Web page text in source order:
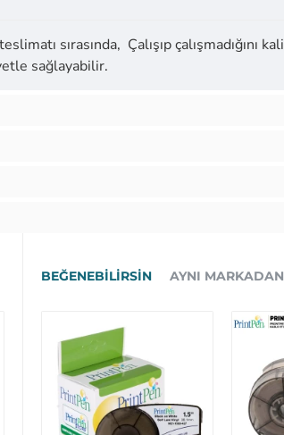
sırasında, Çalışıp çalışmadığını
sağlayabilir.
BEĞENEBILIRSIN AYNI MARKADAN